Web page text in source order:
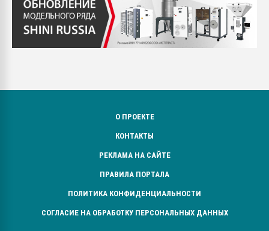
О ПРОЕКТЕ
КОНТАКТЫ
РЕКЛАМА НА САЙТЕ
ПРАВИЛА ПОРТАЛА
ПОЛИТИКА КОНФИДЕНЦИАЛЬНОСТИ
СОГЛАСИЕ НА ОБРАБОТКУ ПЕРСОНАЛЬНЫХ ДАННЫХ